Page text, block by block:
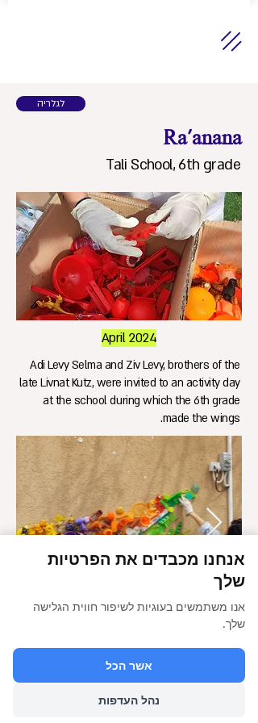
לגלריה
Ra'anana
Tali School, 6th grade
April 2024
Adi Levy Selma and Ziv Levy, brothers of the
late Livnat Kutz, were invited to an activity day
at the school during which the 6th grade
made the wings.
הבא
הקודם
אנחנו מכבדים את הפרטיות
שלך
אנו משתמשים בעוגיות לשיפור חווית הגלישה
שלך.
אשר הכל
נהל העדפות